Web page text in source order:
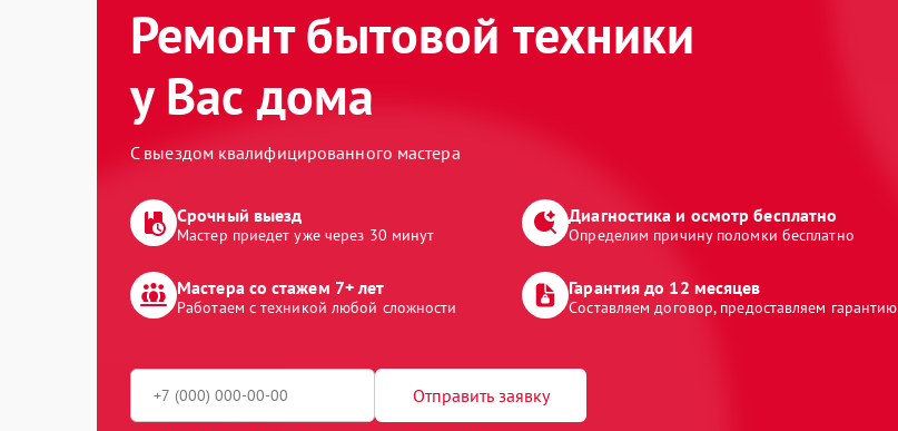
Ремонт бытовой техники
у Вас дома
С выездом квалифицированного мастера
Срочный выезд
Мастер приедет уже через 30 минут
Диагностика и осмотр бесплатно
Определим причину поломки бесплатно
Мастера со стажем 7+ лет
Работаем с техникой любой сложности
Гарантия до 12 месяцев
Составляем договор, предоставляем гарантию
Отправить заявку